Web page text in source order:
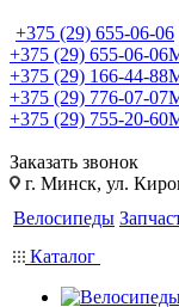
+375 (29) 655-06-06
+375 (29) 655-06-06
+375 (29) 166-44-88
+375 (29) 776-07-07
+375 (29) 755-20-60
Заказать звонок
г. Минск, ул.
Велосипеды
Каталог